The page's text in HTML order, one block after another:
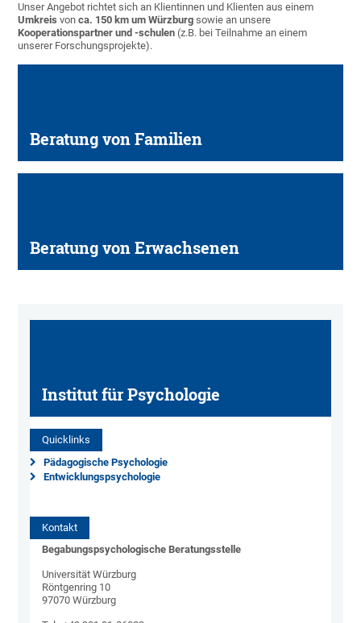
Unser Angebot richtet sich an Klientinnen und Klienten aus einem
Umkreisvonca. 150 km um Würzburgsowie an unsere
Kooperationspartner und -schulen (z.B. bei Teilnahme an einem
unserer Forschungsprojekte).
Beratung von Familien
Beratung von Erwachsenen
Institut für Psychologie
Quicklinks
Pädagogische Psychologie
Entwicklungspsychologie
Kontakt
Begabungspsychologische Beratungsstelle
Universität Würzburg
Röntgenring 10
97070 Würzburg